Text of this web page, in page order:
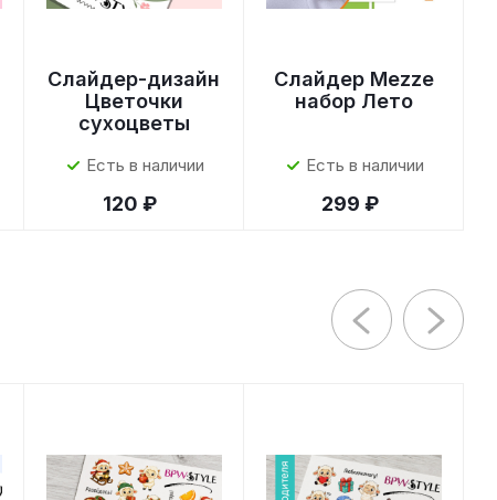
Слайдер-дизайн
Цветочки
сухоцветы
Есть в наличии
120 ₽
Слайдер Mezze
набор Лето
Есть в наличии
299 ₽